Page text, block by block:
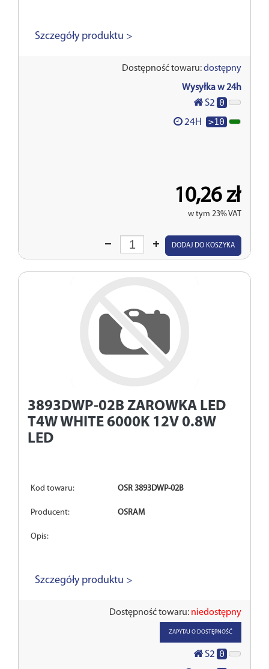
Szczegóły produktu >
Dostępność towaru:dostępny
Wysyłka w 24h
S2 0
24H >10
10,26 zł
w tym 23% VAT
Wprowadź
DODAJ DO KOSZYKA
3893DWP-02B ZAROWKA LED
T4W WHITE 6000K 12V 0.8W
LED
Kod towaru: OSR 3893DWP-02B
Producent: OSRAM
Opis:
Szczegóły produktu >
Dostępność towaru: niedostępny
ZAPYTAJ O DOSTĘPNOŚĆ
S2 0